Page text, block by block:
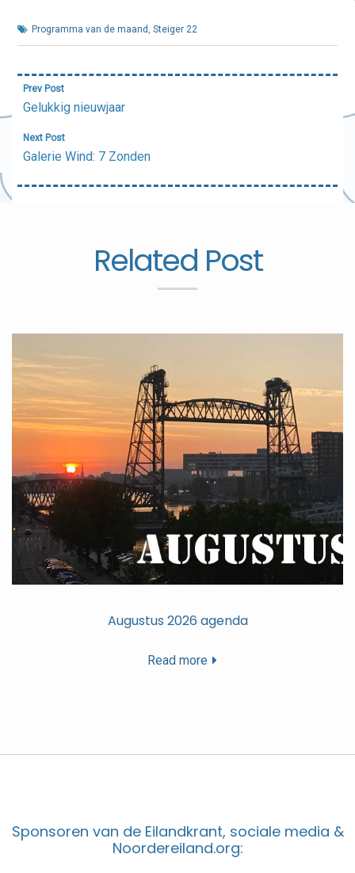
Programma van de maand Steiger 22
Bericht
navigatie
Prev Post
Gelukkig nieuwjaar
Next Post
Galerie Wind: 7 Zonden
Related Post
Augustus 2026 agenda
Read more
Sponsoren van de Eilandkrant, sociale media &
Noordereiland.org: